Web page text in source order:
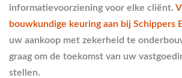
informatievoorziening voor elke cliënt.
bouwkundige keuring aan bij Schippers
uw aankoop met zekerheid te
graag om de toekomst van uw
stellen.